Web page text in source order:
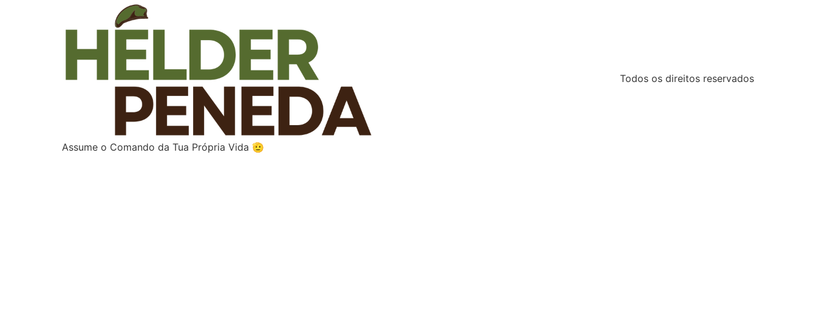
Assume o Comando da Tua Própria Vida 🫡
Todos os direitos reservados